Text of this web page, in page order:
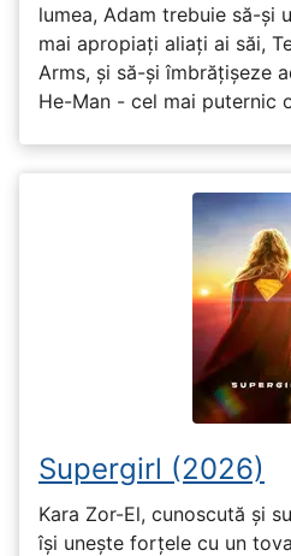
lumea, Adam trebuie să-și
mai apropiați aliați ai săi,
Arms, și să-și îmbrățișeze
He-Man - cel mai puternic
Supergirl (2026)
Kara Zor-El, cunoscută și
își unește forțele cu un